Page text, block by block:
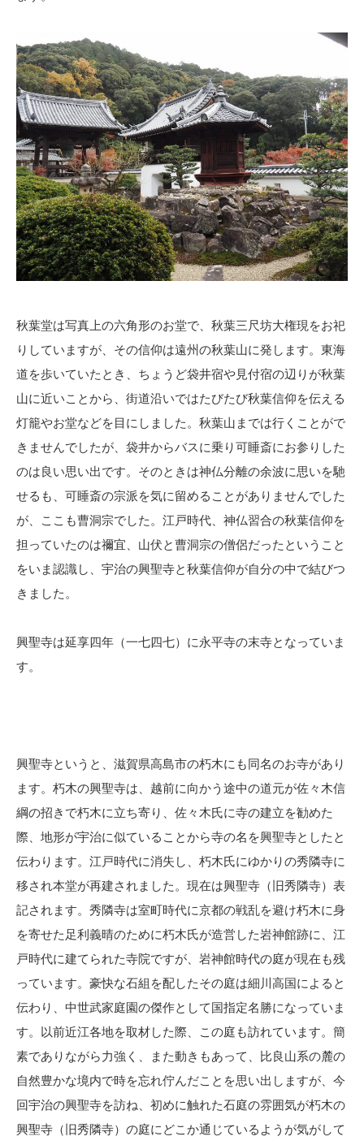
秋葉堂は写真上の六角形のお堂で、秋葉三尺坊大権現をお祀
りしていますが、その信仰は遠州の秋葉山に発します。東海
道を歩いていたとき、ちょうど袋井宿や見付宿の辺りが秋葉
山に近いことから、街道沿いではたびたび秋葉信仰を伝える
灯籠やお堂などを目にしました。秋葉山までは行くことがで
きませんでしたが、袋井からバスに乗り可睡斎にお参りした
のは良い思い出です。そのときは神仏分離の余波に思いを馳
せるも、可睡斎の宗派を気に留めることがありませんでした
が、ここも曹洞宗でした。江戸時代、神仏習合の秋葉信仰を
担っていたのは禰宜、山伏と曹洞宗の僧侶だったということ
をいま認識し、宇治の興聖寺と秋葉信仰が自分の中で結びつ
きました。
興聖寺は延享四年（一七四七）に永平寺の末寺となっていま
す。
興聖寺というと、滋賀県高島市の朽木にも同名のお寺があり
ます。朽木の興聖寺は、越前に向かう途中の道元が佐々木信
綱の招きで朽木に立ち寄り、佐々木氏に寺の建立を勧めた
際、地形が宇治に似ていることから寺の名を興聖寺としたと
伝わります。江戸時代に消失し、朽木氏にゆかりの秀隣寺に
移され本堂が再建されました。現在は興聖寺（旧秀隣寺）表
記されます。秀隣寺は室町時代に京都の戦乱を避け朽木に身
を寄せた足利義晴のために朽木氏が造営した岩神館跡に、江
戸時代に建てられた寺院ですが、岩神館時代の庭が現在も残
っています。豪快な石組を配したその庭は細川高国によると
伝わり、中世武家庭園の傑作として国指定名勝になっていま
す。以前近江各地を取材した際、この庭も訪れています。簡
素でありながら力強く、また動きもあって、比良山系の麓の
自然豊かな境内で時を忘れ佇んだことを思い出しますが、今
回宇治の興聖寺を訪ね、初めに触れた石庭の雰囲気が朽木の
興聖寺（旧秀隣寺）の庭にどこか通じているようが気がして